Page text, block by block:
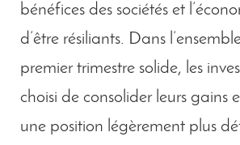
bénéfices des sociétés et
d’être résiliants. Dans
premier trimestre solide, les
choisi de consolider leurs gains
une position légèrement plus